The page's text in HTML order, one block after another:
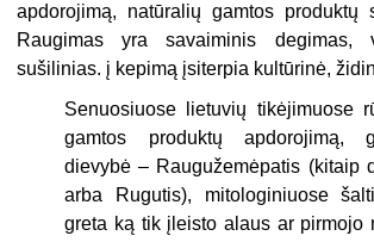
apdorojimą, natūralių gamtos produktų
Raugimas yra savaiminis degimas,
sušilinias. į kepimą įsiterpia kultūrinė,
Senuosiuose lietuvių tikėjimuose
gamtos produktų apdorojimą,
dievybė – Raugužemėpatis (kitaip
arba Rugutis), mitologiniuose
greta ką tik įleisto alaus ar pirmojo